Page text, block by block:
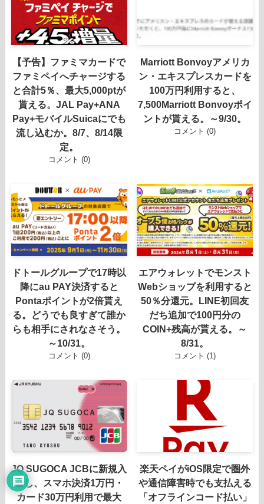
【予告】ファミマカードで
ファミペイへチャージする
と合計5％、最大5,000ptが
貰える。JAL Pay+ANA
Pay+モバイルSuicaにでも
流し込むか。8/7、8/14限
定。
コメント (0)
Marriott Bonvoyアメリカ
ン・エキスプレスカードを
100万円利用すると、
7,500Marriott Bonvoyポイ
ントが貰える。～9/30。
コメント (0)
ドトールグループで17時以
降にau PAY決済すると
Pontaポイントが2倍貰え
る。どうでも良すぎて誰か
らも相手にされなさそう。
～10/31。
コメント (0)
エアウォレットでモンスト
Webショップを利用すると
50％分還元。LINE初回友
だち追加で100円分の
COIN+残高が貰える。～
8/31。
コメント (1)
JQ SUGOCA JCBに新規入
会し、スマホ決済1万円・
カード30万円利用で最大
楽天ペイがiOS限定で圏外
や通信障害時でも支払える
「オフラインコード払い」